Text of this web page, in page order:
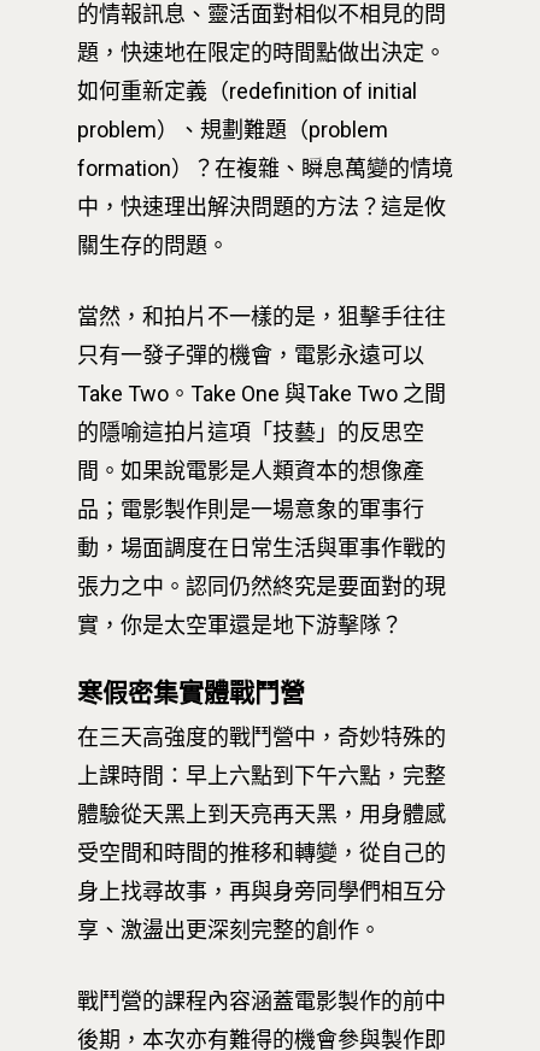
的情報訊息、靈活面對相似不相見的問
題，快速地在限定的時間點做出決定。
如何重新定義（redefinition of initial
problem）、規劃難題（problem
formation）？在複雜、瞬息萬變的情境
中，快速理出解決問題的方法？這是攸
關生存的問題。
當然，和拍片不一樣的是，狙擊手往往
只有一發子彈的機會，電影永遠可以
Take Two。Take One 與Take Two 之間
的隱喻這拍片這項「技藝」的反思空
間。如果說電影是人類資本的想像產
品；電影製作則是一場意象的軍事行
動，場面調度在日常生活與軍事作戰的
張力之中。認同仍然終究是要面對的現
實，你是太空軍還是地下游擊隊？
寒假密集實體戰鬥營
在三天高強度的戰鬥營中，奇妙特殊的
上課時間：早上六點到下午六點，完整
體驗從天黑上到天亮再天黑，用身體感
受空間和時間的推移和轉變，從自己的
身上找尋故事，再與身旁同學們相互分
享、激盪出更深刻完整的創作。
戰鬥營的課程內容涵蓋電影製作的前中
後期，本次亦有難得的機會參與製作即